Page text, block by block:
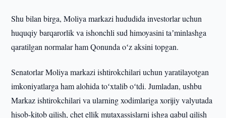
Shu bilan birga, Moliya markazi hududida investorlar uchun
huquqiy barqarorlik va ishonchli sud himoyasini taʼminlashga
qaratilgan normalar ham Qonunda oʻz aksini topgan.
Senatorlar Moliya markazi ishtirokchilari uchun yaratilayotgan
imkoniyatlarga ham alohida toʻxtalib oʻtdi. Jumladan, ushbu
Markaz ishtirokchilari va ularning xodimlariga xorijiy valyutada
hisob-kitob qilish, chet ellik mutaxassislarni ishga qabul qilish